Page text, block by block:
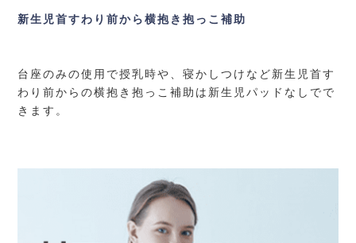
新生児首すわり前から横抱き抱っこ補助
台座のみの使用で授乳時や、寝かしつけなど新生児首す
わり前からの横抱き抱っこ補助は新生児パッドなしでで
きます。